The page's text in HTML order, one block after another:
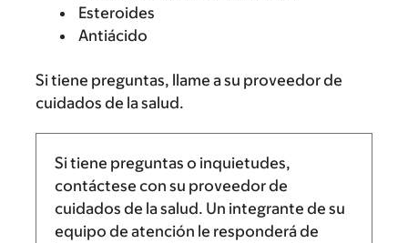
Esteroides
Antiácido
Si tiene preguntas, llame a su proveedor de
cuidados de la salud.
Si tiene preguntas o inquietudes,
contáctese con su proveedor de
cuidados de la salud. Un integrante de su
equipo de atención le responderá de